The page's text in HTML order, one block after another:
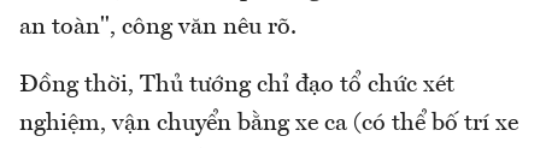
an toàn", công văn nêu rõ.
Đồng thời, Thủ tướng chỉ đạo tổ chức xét
nghiệm, vận chuyển bằng xe ca (có thể bố trí xe